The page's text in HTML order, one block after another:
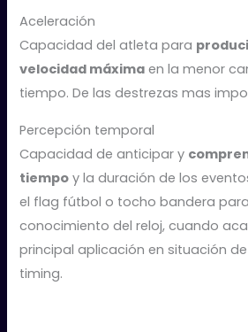
Aceleración
Capacidad del atleta para
velocidad máxima en la menor
tiempo. De las destrezas mas
Percepción temporal
Capacidad de anticipar y
tiempo y la duración de los
el flag fútbol o tocho bandera
conocimiento del reloj, cuando
principal aplicación en situación
timing.